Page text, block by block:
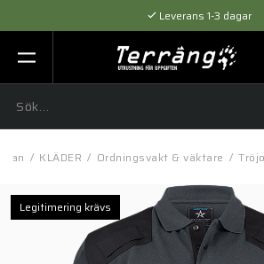
Leverans 1-3 dagar
Flexibel betalning med
Expertråd &
/ KLÄDER / Ordningsvakt & väktare /
Legitimering krävs